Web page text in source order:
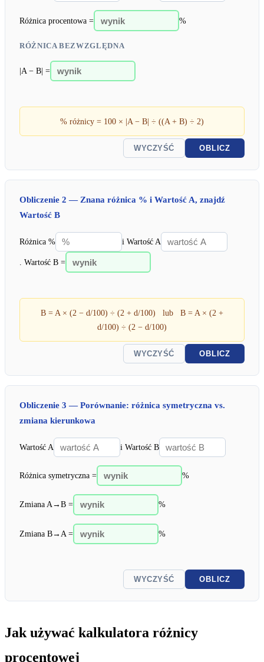
Różnica procentowa = %
RÓŻNICA BEZWZGLĘDNA
|A − B| =
% różnicy = 100 × |A − B| ÷ ((A + B) ÷ 2)
WYCZYŚĆ OBLICZ
Obliczenie 2 — Znana różnica % i Wartość A, znajdź
Wartość B
Różnica % i Wartość A
. Wartość B =
B = A × (2 − d/100) ÷ (2 + d/100) lub B = A × (2 +
d/100) ÷ (2 − d/100)
WYCZYŚĆ OBLICZ
Obliczenie 3 — Porównanie: różnica symetryczna vs.
zmiana kierunkowa
Wartość A i Wartość B
Różnica symetryczna = %
Zmiana A→B = %
Zmiana B→A = %
WYCZYŚĆ OBLICZ
Jak używać kalkulatora różnicy
procentowej